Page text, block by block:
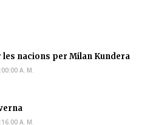
les nacions per Milan Kundera
A. M.
A. M.